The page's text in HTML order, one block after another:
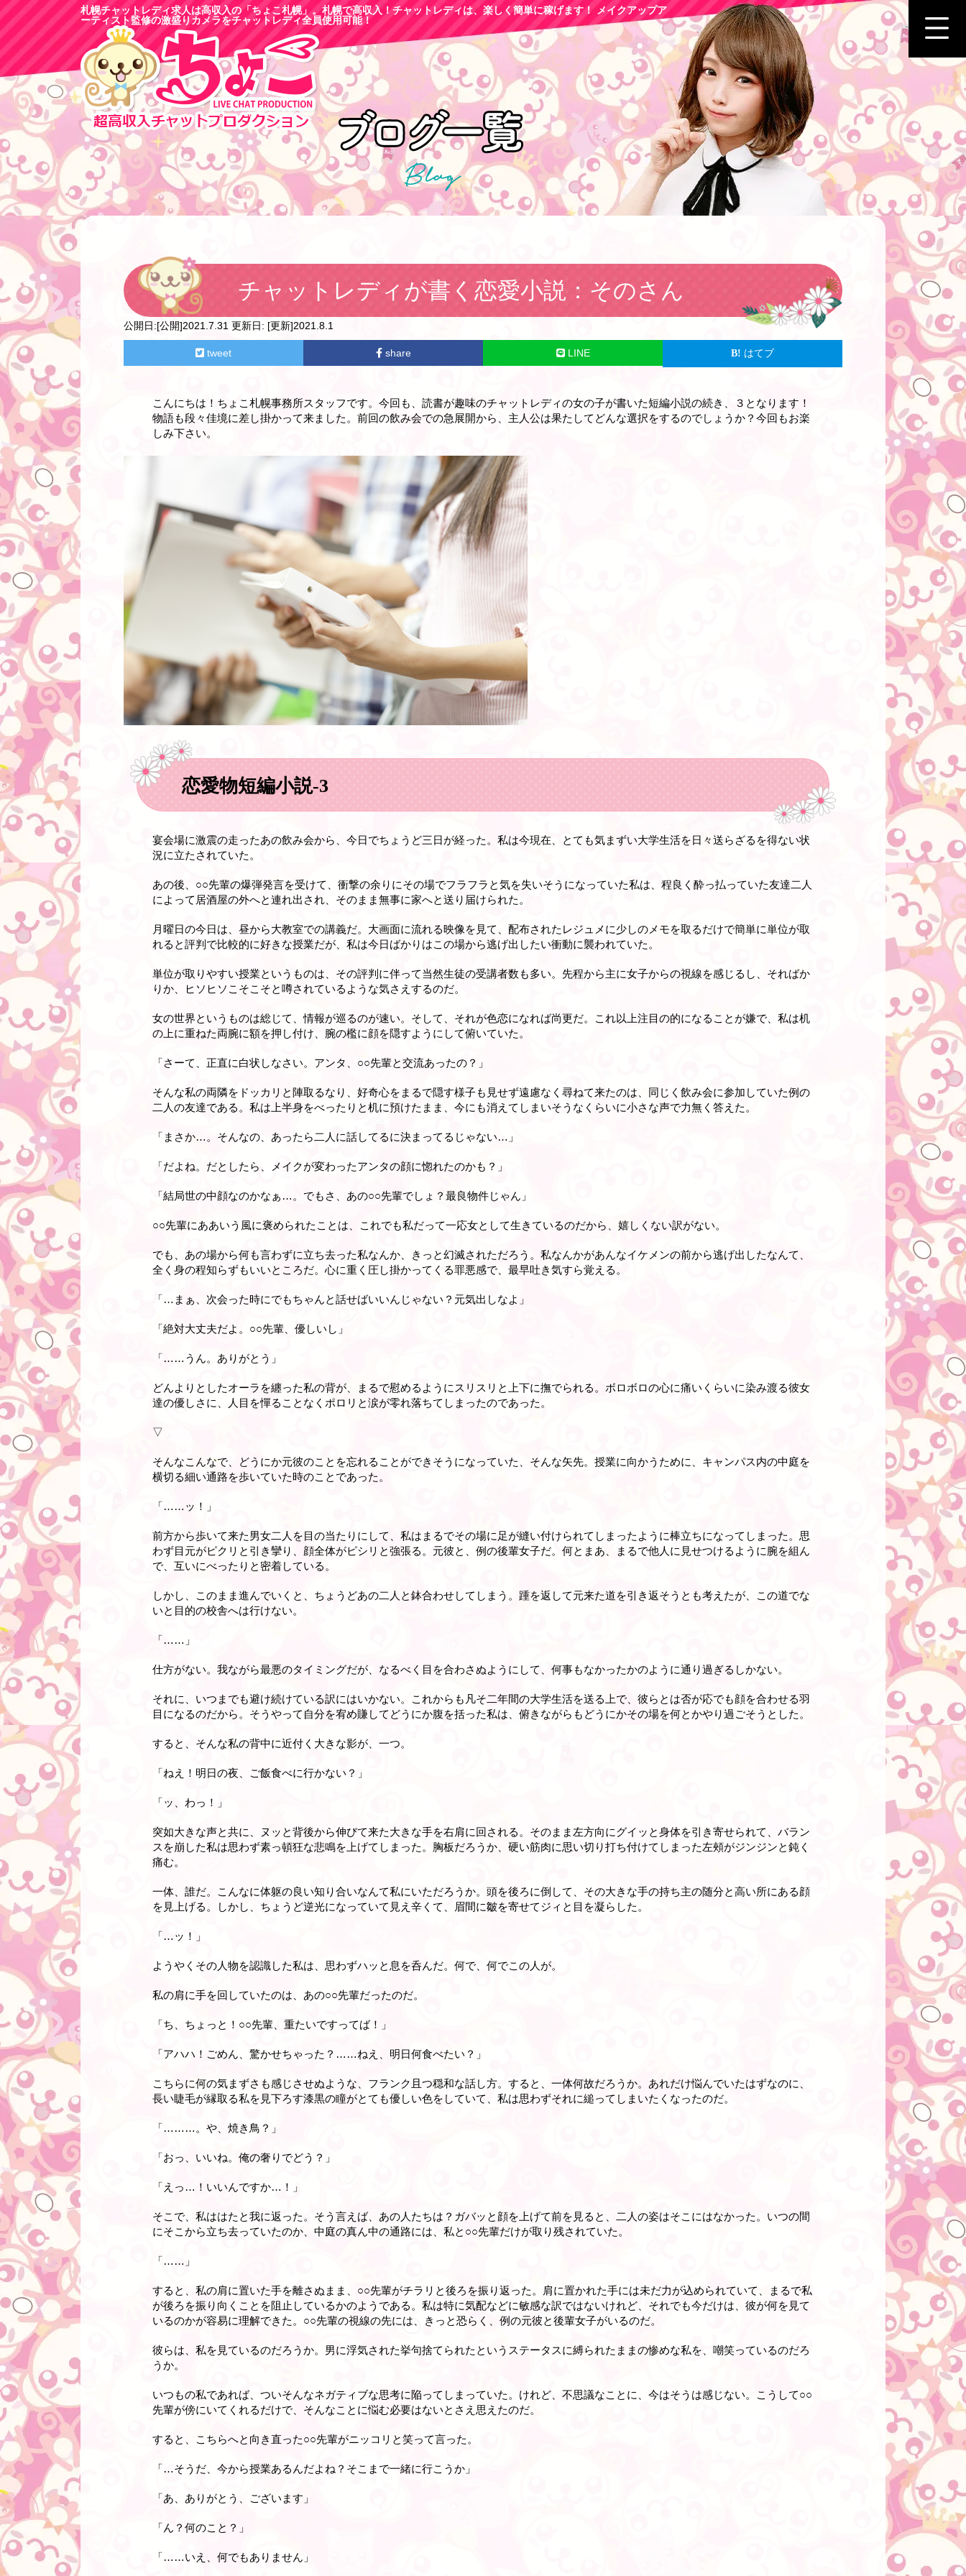
札幌チャットレディ求人は高収入の「ちょこ札幌」。札幌で高収入！チャットレディは、楽しく簡単に稼げます！ メイクアップア
ーティスト監修の激盛りカメラをチャットレディ全員使用可能！
チャットレディが書く恋愛小説：そのさん
公開日:[公開]2021.7.31 更新日: [更新]2021.8.1
tweet share LINE はてブ
こんにちは！ちょこ札幌事務所スタッフです。今回も、読書が趣味のチャットレディの女の子が書いた短編小説の続き、３となります！
物語も段々佳境に差し掛かって来ました。前回の飲み会での急展開から、主人公は果たしてどんな選択をするのでしょうか？今回もお楽
しみ下さい。
恋愛物短編小説-3
宴会場に激震の走ったあの飲み会から、今日でちょうど三日が経った。私は今現在、とても気まずい大学生活を日々送らざるを得ない状
況に立たされていた。
あの後、○○先輩の爆弾発言を受けて、衝撃の余りにその場でフラフラと気を失いそうになっていた私は、程良く酔っ払っていた友達二人
によって居酒屋の外へと連れ出され、そのまま無事に家へと送り届けられた。
月曜日の今日は、昼から大教室での講義だ。大画面に流れる映像を見て、配布されたレジュメに少しのメモを取るだけで簡単に単位が取
れると評判で比較的に好きな授業だが、私は今日ばかりはこの場から逃げ出したい衝動に襲われていた。
単位が取りやすい授業というものは、その評判に伴って当然生徒の受講者数も多い。先程から主に女子からの視線を感じるし、そればか
りか、ヒソヒソこそこそと噂されているような気さえするのだ。
女の世界というものは総じて、情報が巡るのが速い。そして、それが色恋になれば尚更だ。これ以上注目の的になることが嫌で、私は机
の上に重ねた両腕に額を押し付け、腕の檻に顔を隠すようにして俯いていた。
「さーて、正直に白状しなさい。アンタ、○○先輩と交流あったの？」
そんな私の両隣をドッカリと陣取るなり、好奇心をまるで隠す様子も見せず遠慮なく尋ねて来たのは、同じく飲み会に参加していた例の
二人の友達である。私は上半身をべったりと机に預けたまま、今にも消えてしまいそうなくらいに小さな声で力無く答えた。
「まさか…。そんなの、あったら二人に話してるに決まってるじゃない…」
「だよね。だとしたら、メイクが変わったアンタの顔に惚れたのかも？」
「結局世の中顔なのかなぁ…。でもさ、あの○○先輩でしょ？最良物件じゃん」
○○先輩にああいう風に褒められたことは、これでも私だって一応女として生きているのだから、嬉しくない訳がない。
でも、あの場から何も言わずに立ち去った私なんか、きっと幻滅されただろう。私なんかがあんなイケメンの前から逃げ出したなんて、
全く身の程知らずもいいところだ。心に重く圧し掛かってくる罪悪感で、最早吐き気すら覚える。
「…まぁ、次会った時にでもちゃんと話せばいいんじゃない？元気出しなよ」
「絶対大丈夫だよ。○○先輩、優しいし」
「……うん。ありがとう」
どんよりとしたオーラを纏った私の背が、まるで慰めるようにスリスリと上下に撫でられる。ボロボロの心に痛いくらいに染み渡る彼女
達の優しさに、人目を憚ることなくポロリと涙が零れ落ちてしまったのであった。
▽
そんなこんなで、どうにか元彼のことを忘れることができそうになっていた、そんな矢先。授業に向かうために、キャンパス内の中庭を
横切る細い通路を歩いていた時のことであった。
「……ッ！」
前方から歩いて来た男女二人を目の当たりにして、私はまるでその場に足が縫い付けられてしまったように棒立ちになってしまった。思
わず目元がピクリと引き攣り、顔全体がピシリと強張る。元彼と、例の後輩女子だ。何とまあ、まるで他人に見せつけるように腕を組ん
で、互いにべったりと密着している。
しかし、このまま進んでいくと、ちょうどあの二人と鉢合わせしてしまう。踵を返して元来た道を引き返そうとも考えたが、この道でな
いと目的の校舎へは行けない。
「……」
仕方がない。我ながら最悪のタイミングだが、なるべく目を合わさぬようにして、何事もなかったかのように通り過ぎるしかない。
それに、いつまでも避け続けている訳にはいかない。これからも凡そ二年間の大学生活を送る上で、彼らとは否が応でも顔を合わせる羽
目になるのだから。そうやって自分を宥め賺してどうにか腹を括った私は、俯きながらもどうにかその場を何とかやり過ごそうとした。
すると、そんな私の背中に近付く大きな影が、一つ。
「ねえ！明日の夜、ご飯食べに行かない？」
「ッ、わっ！」
突如大きな声と共に、ヌッと背後から伸びて来た大きな手を右肩に回される。そのまま左方向にグイッと身体を引き寄せられて、バラン
スを崩した私は思わず素っ頓狂な悲鳴を上げてしまった。胸板だろうか、硬い筋肉に思い切り打ち付けてしまった左頰がジンジンと鈍く
痛む。
一体、誰だ。こんなに体躯の良い知り合いなんて私にいただろうか。頭を後ろに倒して、その大きな手の持ち主の随分と高い所にある顔
を見上げる。しかし、ちょうど逆光になっていて見え辛くて、眉間に皺を寄せてジィと目を凝らした。
「…ッ！」
ようやくその人物を認識した私は、思わずハッと息を呑んだ。何で、何でこの人が。
私の肩に手を回していたのは、あの○○先輩だったのだ。
「ち、ちょっと！○○先輩、重たいですってば！」
「アハハ！ごめん、驚かせちゃった？……ねえ、明日何食べたい？」
こちらに何の気まずさも感じさせぬような、フランク且つ穏和な話し方。すると、一体何故だろうか。あれだけ悩んでいたはずなのに、
長い睫毛が縁取る私を見下ろす漆黒の瞳がとても優しい色をしていて、私は思わずそれに縋ってしまいたくなったのだ。
「………。や、焼き鳥？」
「おっ、いいね。俺の奢りでどう？」
「えっ…！いいんですか…！」
そこで、私ははたと我に返った。そう言えば、あの人たちは？ガバッと顔を上げて前を見ると、二人の姿はそこにはなかった。いつの間
にそこから立ち去っていたのか、中庭の真ん中の通路には、私と○○先輩だけが取り残されていた。
「……」
すると、私の肩に置いた手を離さぬまま、○○先輩がチラリと後ろを振り返った。肩に置かれた手には未だ力が込められていて、まるで私
が後ろを振り向くことを阻止しているかのようである。私は特に気配などに敏感な訳ではないけれど、それでも今だけは、彼が何を見て
いるのかが容易に理解できた。○○先輩の視線の先には、きっと恐らく、例の元彼と後輩女子がいるのだ。
彼らは、私を見ているのだろうか。男に浮気された挙句捨てられたというステータスに縛られたままの惨めな私を、嘲笑っているのだろ
うか。
いつもの私であれば、ついそんなネガティブな思考に陥ってしまっていた。けれど、不思議なことに、今はそうは感じない。こうして○○
先輩が傍にいてくれるだけで、そんなことに悩む必要はないとさえ思えたのだ。
すると、こちらへと向き直った○○先輩がニッコリと笑って言った。
「…そうだ、今から授業あるんだよね？そこまで一緒に行こうか」
「あ、ありがとう、ございます」
「ん？何のこと？」
「……いえ、何でもありません」